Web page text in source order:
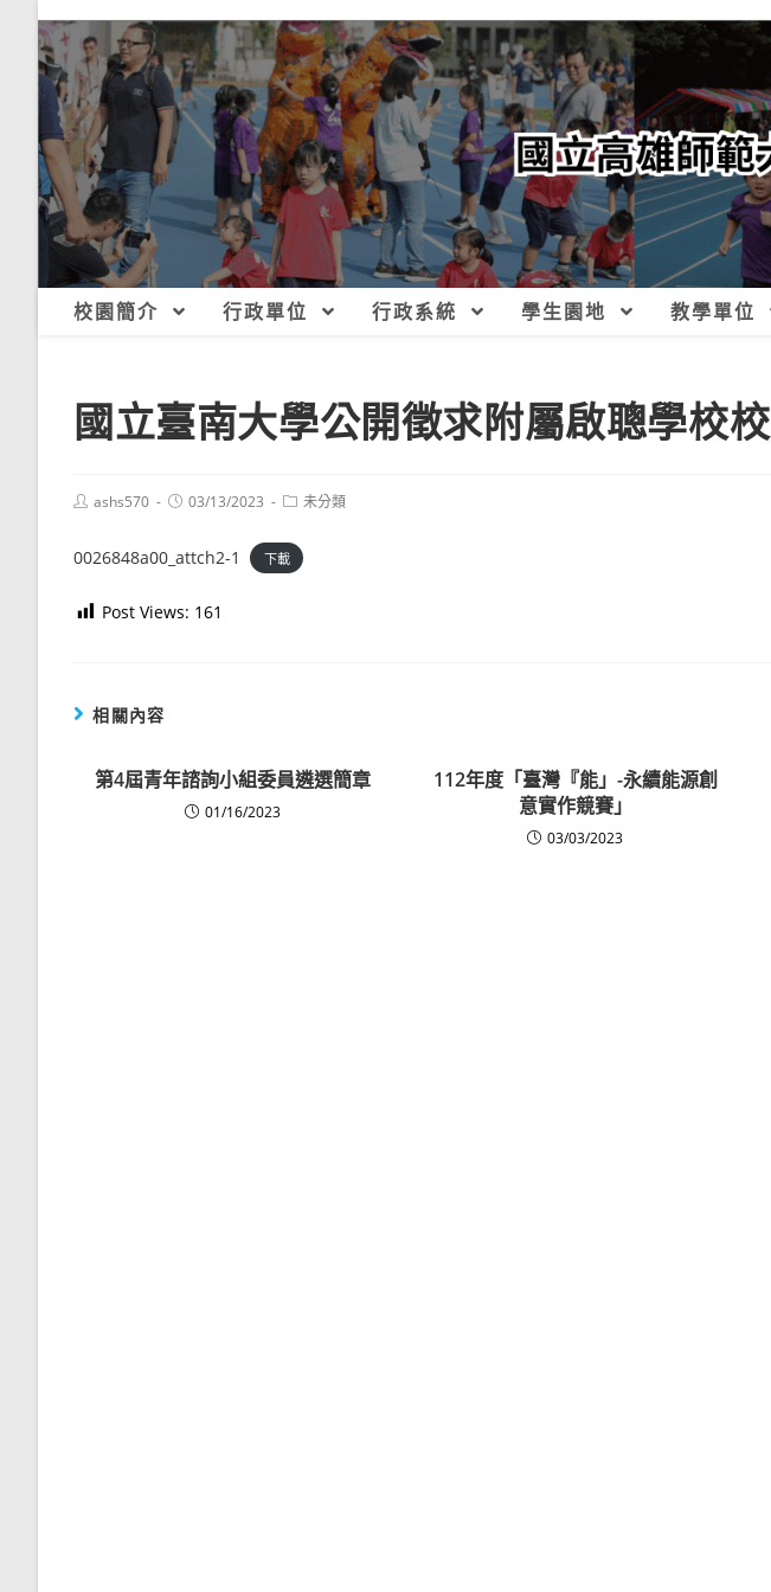
校園簡介 行政單位 行政系統 學生園地 教學單位
國立臺南大學公開徵求附屬啟聰學校
Postashs570
Post03/13/2023
Post未分類
0026848a00_attch2-1 下載
Post Views: 161
相關內容
第4屆青年諮詢小組委員遴選簡章
01/16/2023
112年度「臺灣『能」-永續能源創
意實作競賽」
03/03/2023